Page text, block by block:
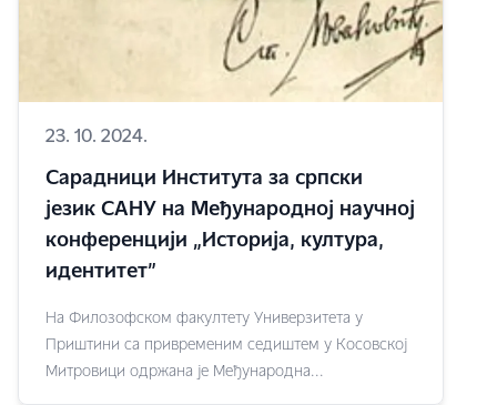
23. 10. 2024.
Сарадници Института за српски
језик САНУ на Међународној научној
конференцији „Историја, култура,
идентитет”
На Филозофском факултету Универзитета у
Приштини са привременим седиштем у Косовској
Митровици одржана је Међународна...